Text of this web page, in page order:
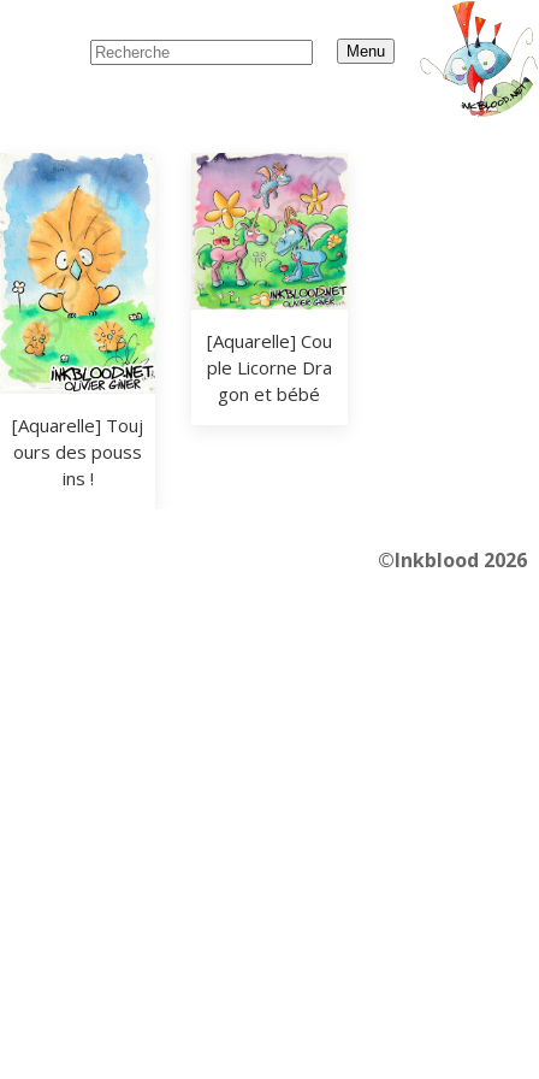
Menu
[Aquarelle] Touj
ours des pouss
ins !
[Aquarelle] Cou
ple Licorne Dra
gon et bébé
©Inkblood 2026